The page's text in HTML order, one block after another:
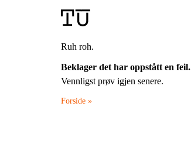
Ruh roh.
Beklager det har oppstått en feil.
Vennligst prøv igjen senere.
Forside »